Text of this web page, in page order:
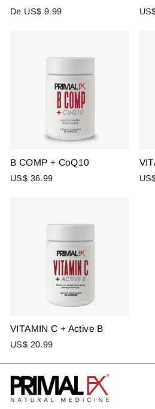
De US$ 9.99
B COMP + CoQ10
US$ 36.99
VITAMIN C + Active B
US$ 20.99